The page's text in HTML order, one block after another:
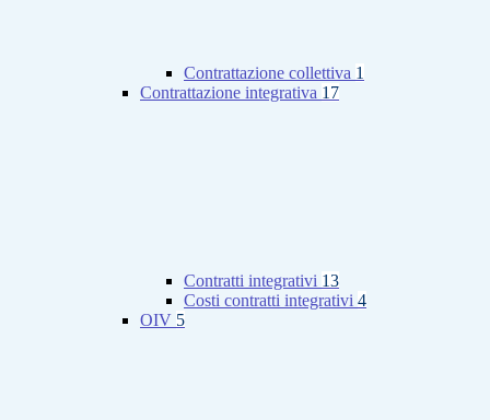
Contrattazione collettiva 1
Contrattazione integrativa 17
Contratti integrativi 13
Costi contratti integrativi 4
OIV 5